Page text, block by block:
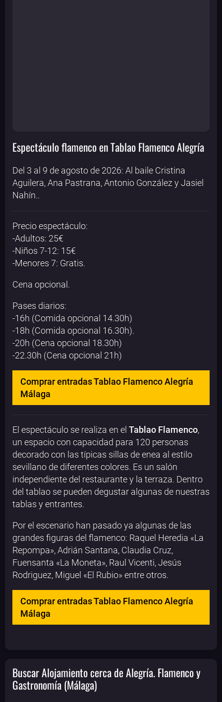
Espectáculo flamenco en Tablao Flamenco Alegría
Del 3 al 9 de agosto de 2026: Al baile Cristina
Aguilera, Ana Pastrana, Antonio González y Jasiel
Nahín..
Precio espectáculo:
-Adultos: 25€
-Niños 7-12: 15€
-Menores 7: Gratis.
Cena opcional.
Pases diarios:
-16h (Comida opcional 14.30h)
-18h (Comida opcional 16.30h).
-20h (Cena opcional 18.30h)
-22.30h (Cena opcional 21h)
Comprar entradas Tablao Flamenco Alegría
Málaga
El espectáculo se realiza en el Tablao Flamenco,
un espacio con capacidad para 120 personas
decorado con las típicas sillas de enea al estilo
sevillano de diferentes colores. Es un salón
independiente del restaurante y la terraza. Dentro
del tablao se pueden degustar algunas de nuestras
tablas y entrantes.
Por el escenario han pasado ya algunas de las
grandes figuras del flamenco: Raquel Heredia «La
Repompa», Adrián Santana, Claudia Cruz,
Fuensanta «La Moneta», Raul Vicenti, Jesús
Rodriguez, Miguel «El Rubio» entre otros.
Comprar entradas Tablao Flamenco Alegría
Málaga
Buscar Alojamiento cerca de Alegría. Flamenco y
Gastronomía (Málaga)